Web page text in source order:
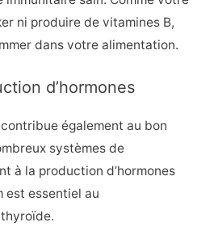
ni produire de vitamines B,
dans votre alimentation.
d’hormones
également au bon
systèmes de
à la production d’hormones
est essentiel au